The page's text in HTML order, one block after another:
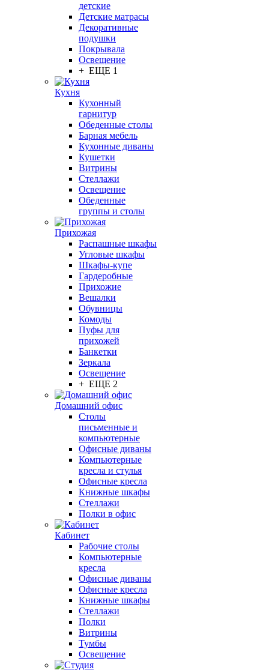
детские
Детские матрасы
Декоративные
подушки
Покрывала
Освещение
+ ЕЩЕ 1
Кухня
Кухонный
гарнитур
Обеденные столы
Барная мебель
Кухонные диваны
Кушетки
Витрины
Стеллажи
Освещение
Обеденные
группы и столы
Прихожая
Распашные шкафы
Угловые шкафы
Шкафы-купе
Гардеробные
Прихожие
Вешалки
Обувницы
Комоды
Пуфы для
прихожей
Банкетки
Зеркала
Освещение
+ ЕЩЕ 2
Домашний офис
Столы
письменные и
компьютерные
Офисные диваны
Компьютерные
кресла и стулья
Офисные кресла
Книжные шкафы
Стеллажи
Полки в офис
Кабинет
Рабочие столы
Компьютерные
кресла
Офисные диваны
Офисные кресла
Книжные шкафы
Стеллажи
Полки
Витрины
Тумбы
Освещение